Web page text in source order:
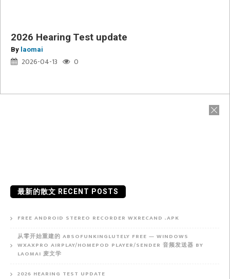
2026 Hearing Test update
By laomai
2026-04-13 0
最新的散文 RECENT POSTS
FREE ANDROID STEREO RECORDER WXRECAND .APK
从零开始重建的 ABSOFUNKINGLUTELY FREE — WINDOWS
WXAXPRO AIRPLAY/HOMEPOD PLAYER/SENDER 音频发送器 BY
LAOMAI 麦文学
2026 HEARING TEST UPDATE